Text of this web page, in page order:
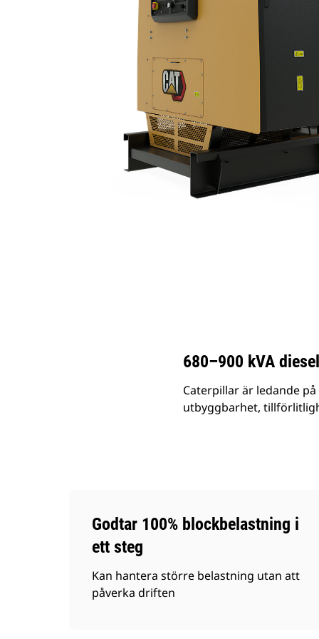
680–900 kVA
Caterpillar är ledande
utbyggbarhet,
Godtar 100% blockbelastning i
ett steg
Kan hantera större belastning utan att
påverka driften